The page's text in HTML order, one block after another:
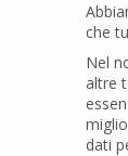
che
Nel
altre
dati